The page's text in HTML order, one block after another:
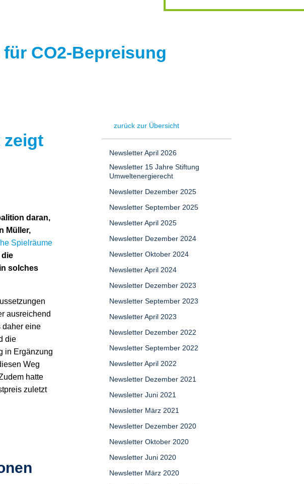
CO2-Bepreisung
zeigt
daran,
Müller,
Spielräume
die
solches
ausreichend
daher eine
die
in Ergänzung
Weg
hatte
zuletzt
zurück zur Übersicht
Newsletter April 2026
Newsletter 15 Jahre Stiftung
Umweltenergierecht
Newsletter Dezember 2025
Newsletter September 2025
Newsletter April 2025
Newsletter Dezember 2024
Newsletter Oktober 2024
Newsletter April 2024
Newsletter Dezember 2023
Newsletter September 2023
Newsletter April 2023
Newsletter Dezember 2022
Newsletter September 2022
Newsletter April 2022
Newsletter Dezember 2021
Newsletter Juni 2021
Newsletter März 2021
Newsletter Dezember 2020
Newsletter Oktober 2020
Newsletter Juni 2020
Newsletter März 2020